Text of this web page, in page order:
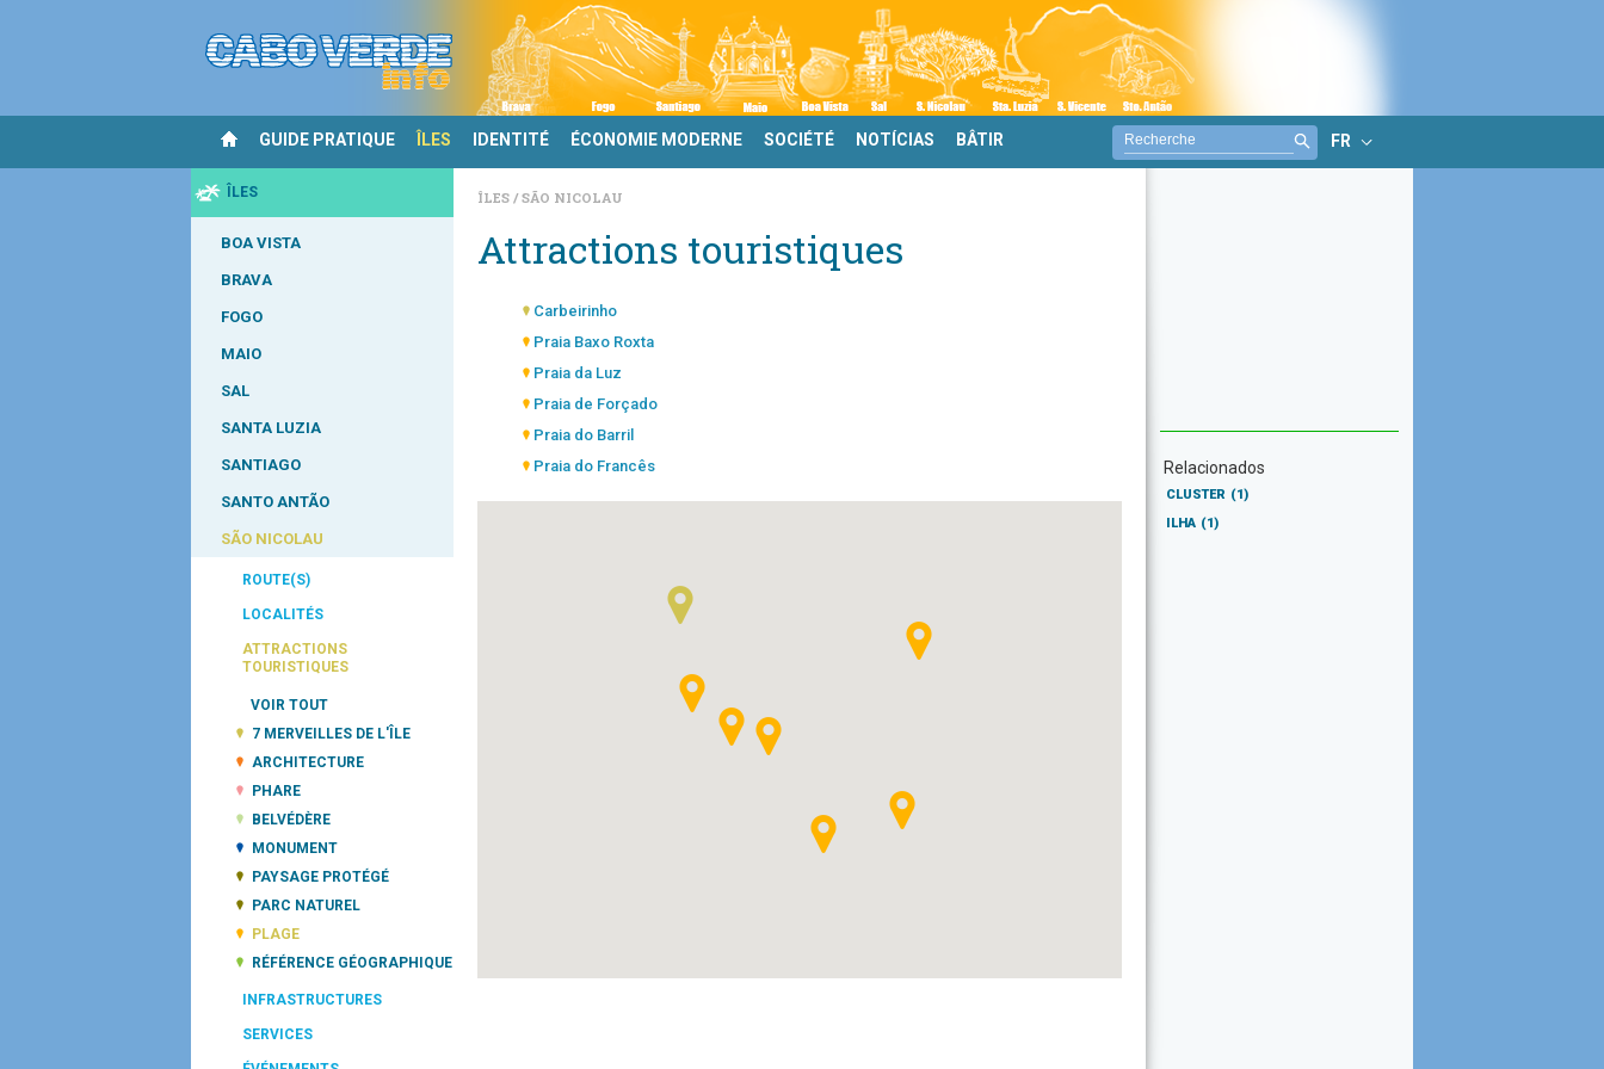
GUIDE PRATIQUE ÎLES IDENTITÉ ÉCONOMIE MODERNE SOCIÉTÉ NOTÍCIAS BÂTIR FR
ÎLES
BOA VISTA
BRAVA
FOGO
MAIO
SAL
SANTA LUZIA
SANTIAGO
SANTO ANTÃO
SÃO NICOLAU
ROUTE(S)
LOCALITÉS
ATTRACTIONS
TOURISTIQUES
VOIR TOUT
7 MERVEILLES DE L'ÎLE
ARCHITECTURE
PHARE
BELVÉDÈRE
MONUMENT
PAYSAGE PROTÉGÉ
PARC NATUREL
PLAGE
RÉFÉRENCE GÉOGRAPHIQUE
INFRASTRUCTURES
SERVICES
ÎLES SÃO NICOLAU
Attractions touristiques
Carbeirinho
Praia Baxo Roxta
Praia da Luz
Praia de Forçado
Praia do Barril
Praia do Francês
Prainha
Relacionados
CLUSTER (1)
ILHA (1)